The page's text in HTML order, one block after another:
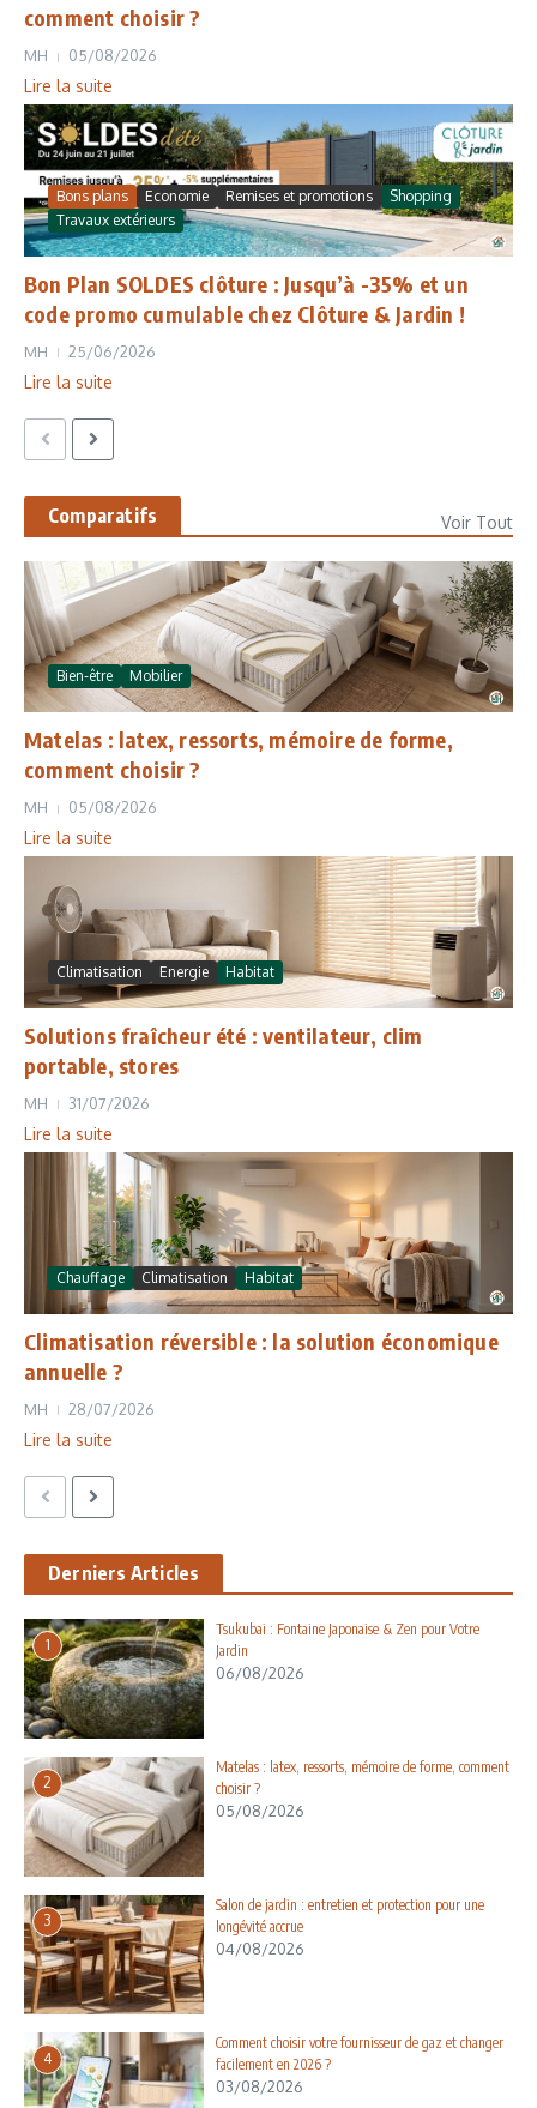
comment choisir ?
MH 05/08/2026
Lire la suite
Bons plans Economie Remises et promotions
Shopping
Travaux extérieurs
Bon Plan SOLDES clôture : Jusqu’à -35% et un
code promo cumulable chez Clôture & Jardin !
MH 25/06/2026
Lire la suite
Comparatifs Voir Tout
Bien-être Mobilier
Matelas : latex, ressorts, mémoire de forme,
comment choisir ?
MH 05/08/2026
Lire la suite
Climatisation Energie Habitat
Solutions fraîcheur été : ventilateur, clim
portable, stores
MH 31/07/2026
Lire la suite
Chauffage Climatisation Habitat
Climatisation réversible : la solution économique
annuelle ?
MH 28/07/2026
Lire la suite
Derniers Articles
1
Tsukubai : Fontaine Japonaise & Zen pour Votre
Jardin
06/08/2026
2
Matelas : latex, ressorts, mémoire de forme, comment
choisir ?
05/08/2026
3
Salon de jardin : entretien et protection pour une
longévité accrue
04/08/2026
4
Comment choisir votre fournisseur de gaz et changer
facilement en 2026 ?
03/08/2026